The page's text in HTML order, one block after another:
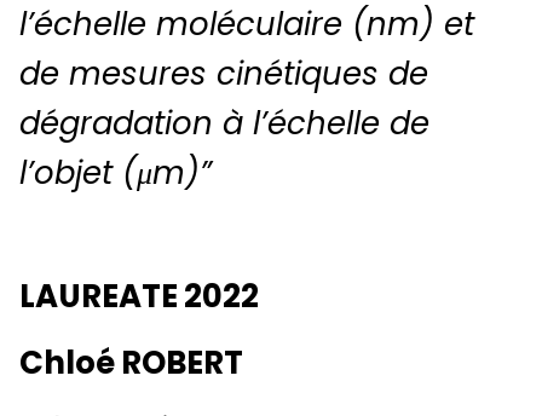
l’échelle moléculaire (nm) et
de mesures cinétiques de
dégradation à l’échelle de
l’objet (μm)”
LAUREATE 2022
Chloé ROBERT